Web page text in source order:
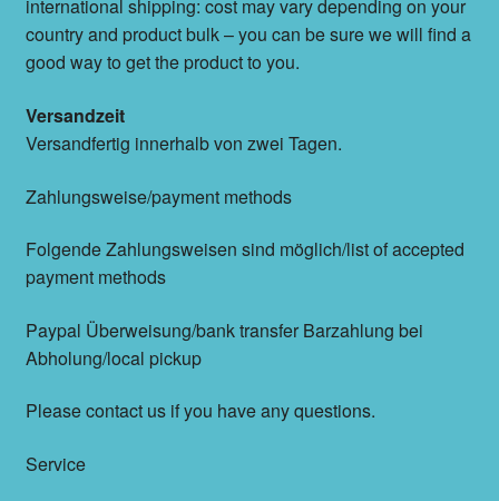
international shipping: cost may vary depending on your
country and product bulk – you can be sure we will find a
good way to get the product to you.
Versandzeit
Versandfertig innerhalb von zwei Tagen.
Zahlungsweise/payment methods
Folgende Zahlungsweisen sind möglich/list of accepted
payment methods
Paypal Überweisung/bank transfer Barzahlung bei
Abholung/local pickup
Please contact us if you have any questions.
Service